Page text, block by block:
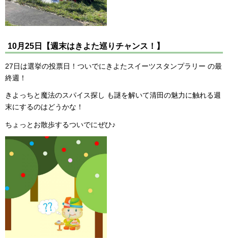
10月25日【週末はきよた巡りチャンス！】
27日は選挙の投票日！ついでにきよたスイーツスタンプラリー の最
終週！
きよっちと魔法のスパイス探し も謎を解いて清田の魅力に触れる週
末にするのはどうかな！
ちょっとお散歩するついでにぜひ♪